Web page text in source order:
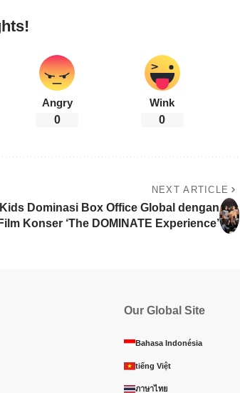
Angry
0
Wink
0
NEXT ARTICLE
Dominasi Box Office Global dengan
Film Konser ‘The DOMINATE Experience’
Our Global Site
Bahasa Indonésia
tiếng Việt
ภาษาไทย